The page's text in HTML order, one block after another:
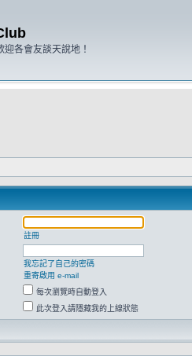
各會友談天說地！
註冊
我忘記了自己的密碼
重寄啟用 e-mail
每次瀏覽時自動登入
此次登入請隱藏我的上線狀態